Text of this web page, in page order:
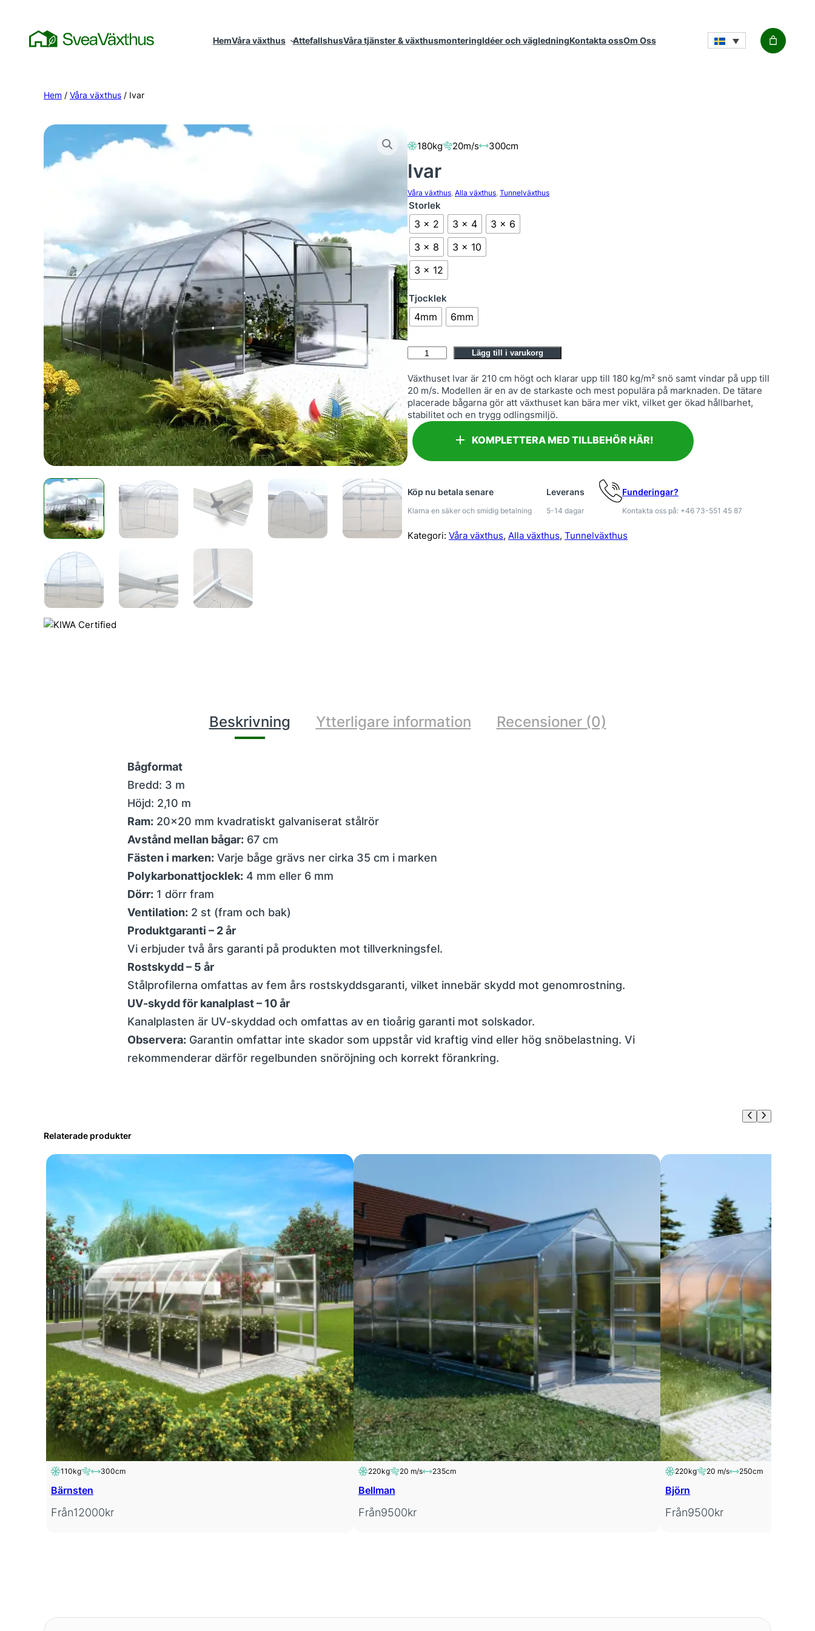
HemVåra växthus AttefallshusVåra tjänster & växthusmonteringIdéer och vägledningKontakta ossOm Oss
Hem / Våra växthus / Ivar
180kg 20m/s 300cm
Ivar
Våra växthus, Alla växthus, Tunnelväxthus
Storlek
3 x 2 3 x 4
3 x 6
3 x 8
3 x 10
3 x 12
Tjocklek
4mm 6mm
a
r
m
ä
n
g
Lägg till i varukorg
Växthuset Ivar är 210 cm högt och klarar upp till 180 kg/m² snö samt vindar på upp till
20 m/s. Modellen är en av de starkaste och mest populära på marknaden. De tätare
placerade bågarna gör att växthuset kan bära mer vikt, vilket ger ökad hållbarhet,
stabilitet och en trygg odlingsmiljö.
KOMPLETTERA MED TILLBEHÖR HÄR!
Köp nu betala senare
Klarna en säker och smidig betalning
Leverans
5-14 dagar
Funderingar?
Kontakta oss på: +46 73-551 45 87
Kategori: Våra växthus, Alla växthus, Tunnelväxthus
Beskrivning Ytterligare information Recensioner (0)
Bågformat
Bredd: 3 m
Höjd: 2,10 m
Ram: 20×20 mm kvadratiskt galvaniserat stålrör
Avstånd mellan bågar: 67 cm
Fästen i marken: Varje båge grävs ner cirka 35 cm i marken
Polykarbonattjocklek: 4 mm eller 6 mm
Dörr: 1 dörr fram
Ventilation: 2 st (fram och bak)
Produktgaranti – 2 år
Vi erbjuder två års garanti på produkten mot tillverkningsfel.
Rostskydd – 5 år
Stålprofilerna omfattas av fem års rostskyddsgaranti, vilket innebär skydd mot genomrostning.
UV-skydd för kanalplast – 10 år
Kanalplasten är UV-skyddad och omfattas av en tioårig garanti mot solskador.
Observera: Garantin omfattar inte skador som uppstår vid kraftig vind eller hög snöbelastning. Vi
rekommenderar därför regelbunden snöröjning och korrekt förankring.
Relaterade produkter
110kg 300cm
Bärnsten
Från12000kr
220kg 20 m/s 235cm
Bellman
Från9500kr
220kg 20 m/s 250cm
Björn
Från9500kr